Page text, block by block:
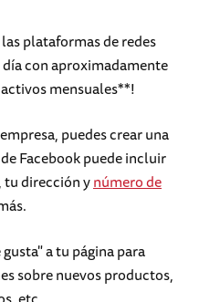
plataformas de redes
con aproximadamente
mensuales**!
puedes crear una
Facebook puede incluir
tu dirección ynúmero de
a tu página para
sobre nuevos productos,